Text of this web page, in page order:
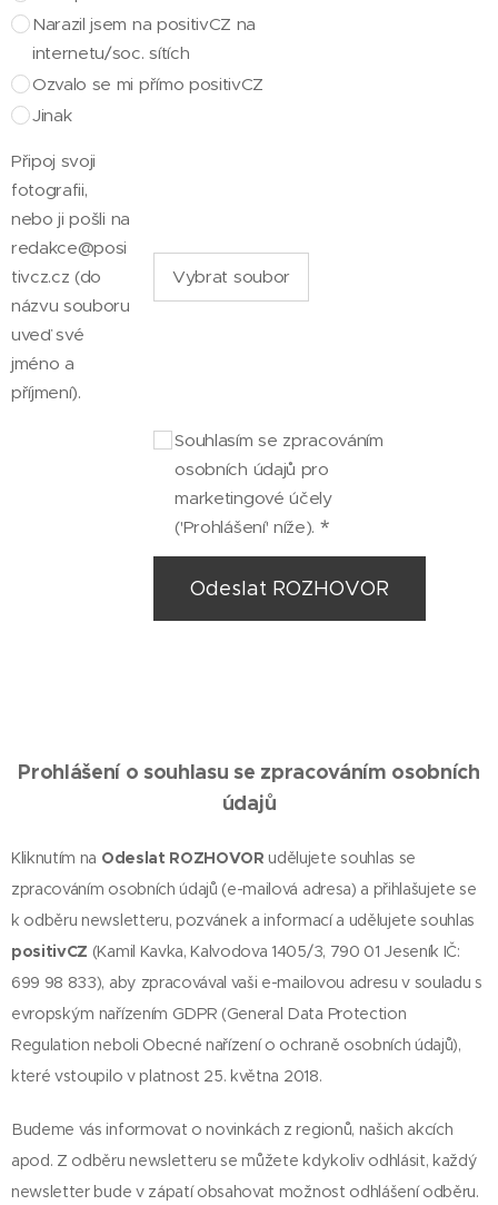
Narazil jsem na positivCZ na
internetu/soc. sítích
Ozvalo se mi přímo positivCZ
Jinak
Připoj svoji
fotografii,
nebo ji pošli na
redakce@posi
tivcz.cz (do
názvu souboru
uveď své
jméno a
příjmení).
Vybrat soubor
Souhlasím se zpracováním
osobních údajů pro
marketingové účely
('Prohlášení' níže).
Odeslat ROZHOVOR
Prohlášení o souhlasu se zpracováním osobních
údajů
Kliknutím na Odeslat ROZHOVORudělujete souhlas se
zpracováním osobních údajů (e-mailová adresa) a přihlašujete se
k odběru newsletteru, pozvánek a informací a udělujete souhlas
positivCZ (Kamil Kavka, Kalvodova 1405/3, 790 01 Jeseník IČ:
699 98 833), aby zpracovával vaši e-mailovou adresu v souladu s
evropským nařízením GDPR (General Data Protection
Regulation neboli Obecné nařízení o ochraně osobních údajů),
které vstoupilo v platnost 25. května 2018.
Budeme vás informovat o novinkách z regionů, našich akcích
apod. Z odběru newsletteru se můžete kdykoliv odhlásit, každý
newsletter bude v zápatí obsahovat možnost odhlášení odběru.